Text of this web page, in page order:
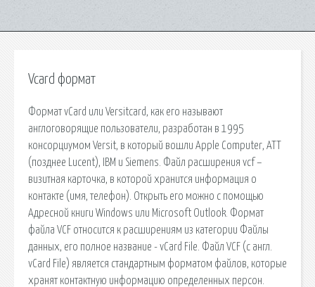
Vcard формат
Формат vCard или Versitcard, как его называют
англоговорящие пользователи, разработан в 1995
консорциумом Versit, в который вошли Apple Computer, ATT
(позднее Lucent), IBM и Siemens. Файл расширения vcf –
визитная карточка, в которой хранится информация о
контакте (имя, телефон). Открыть его можно с помощью
Адресной книги Windows или Microsoft Outlook. Формат
файла VCF относится к расширениям из категории Файлы
данных, его полное название - vCard File. Файл VCF (с англ.
vCard File) является стандартным форматом файлов, которые
хранят контактную информацию определенных персон.